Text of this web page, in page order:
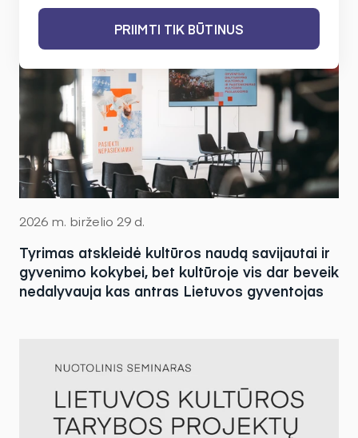
2026 m. birželio 29 d.
Tyrimas atskleidė kultūros naudą savijautai ir
gyvenimo kokybei, bet kultūroje vis dar beveik
nedalyvauja kas antras Lietuvos gyventojas
PRIIMTI TIK BŪTINUS